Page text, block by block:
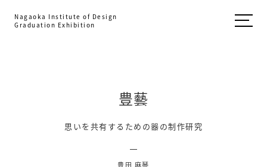
Nagaoka Institute of Design
Graduation Exhibition
豊藝
思いを共有するための器の制作研究
豊田 麻琴